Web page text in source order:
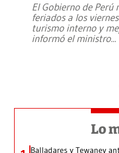
El Gobierno de
feriados a los
turismo interno y
informó el ministro...
Lo
Balladares y Tewaney